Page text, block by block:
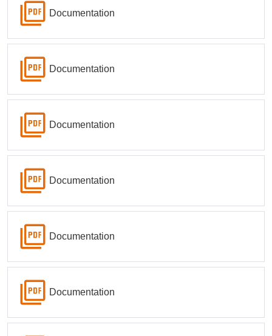
Documentation
Documentation
Documentation
Documentation
Documentation
Documentation